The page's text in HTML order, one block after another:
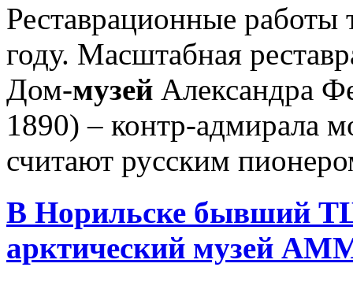
Реставрационные работы
году. Масштабная
Дом-музей Александра
1890) – контр-адмирала
считают русским
В Норильске бывший
арктический музей